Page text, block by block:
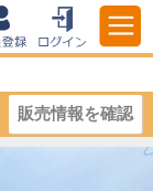
販売情報を確認